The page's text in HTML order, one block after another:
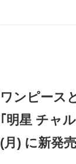
ワンピース
｢明星 チャ
(月 ) に新発売